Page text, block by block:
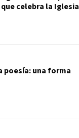
celebra la Iglesia
poesía: una forma